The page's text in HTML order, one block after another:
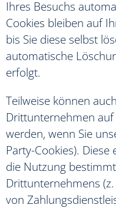
Ihres Besuchs
Cookies bleiben auf
bis Sie diese selbst
automatische
erfolgt.
Teilweise können
Drittunternehmen
werden, wenn Sie
Party-Cookies).
die Nutzung
Drittunternehmens
von